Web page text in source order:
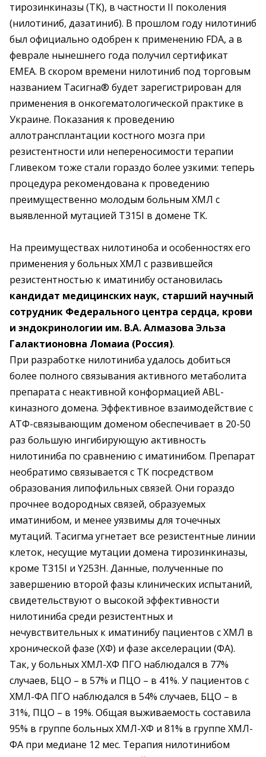
тирозинкиназы (ТК), в частности II поколения
(нилотиниб, дазатиниб). В прошлом году нилотиниб
был официально одобрен к применению FDA, а в
феврале нынешнего года получил сертификат
EMEA. В скором времени нилотиниб под торговым
названием Тасигна® будет зарегистрирован для
применения в онкогематологической практике в
Украине. Показания к проведению
аллотрансплантации костного мозга при
резистентности или непереносимости терапии
Гливеком тоже стали гораздо более узкими: теперь
процедура рекомендована к проведению
преимущественно молодым больным ХМЛ с
выявленной мутацией T315I в домене ТК.
На преимуществах нилотиноба и особенностях его
применения у больных ХМЛ с развившейся
резистентностью к иматинибу остановилась
кандидат медицинских наук, старший научный
сотрудник Федерального центра сердца, крови
и эндокринологии им. В.А. Алмазова Эльза
Галактионовна Ломаиа (Россия).
При разработке нилотиниба удалось добиться
более полного связывания активного метаболита
препарата с неактивной конформацией ABL-
киназного домена. Эффективное взаимодействие с
АТФ-связывающим доменом обеспечивает в 20-50
раз большую ингибирующую активность
нилотиниба по сравнению с иматинибом. Препарат
необратимо связывается с ТК посредством
образования липофильных связей. Они гораздо
прочнее водородных связей, образуемых
иматинибом, и менее уязвимы для точечных
мутаций. Тасигма угнетает все резистентные линии
клеток, несущие мутации домена тирозинкиназы,
кроме T315I и Y253H. Данные, полученные по
завершению второй фазы клинических испытаний,
свидетельствуют о высокой эффективности
нилотиниба среди резистентных и
нечувствительных к иматинибу пациентов с ХМЛ в
хронической фазе (ХФ) и фазе акселерации (ФА).
Так, у больных ХМЛ-ХФ ПГО наблюдался в 77%
случаев, БЦО – в 57% и ПЦО – в 41%. У пациентов с
ХМЛ-ФА ПГО наблюдался в 54% случаев, БЦО – в
31%, ПЦО – в 19%. Общая выживаемость составила
95% в группе больных ХМЛ-ХФ и 81% в группе ХМЛ-
ФА при медиане 12 мес. Терапия нилотинибом